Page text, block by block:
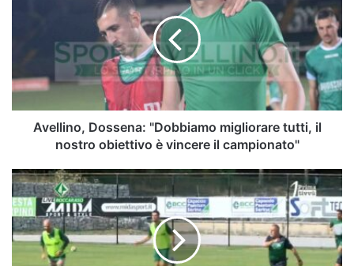
nostro
obiettivo
è
vincereAvellino, Dossena: "Dobbiamo migliorare tutti, il
nostro obiettivo è vincere il campionato"
Ritiro
Avellino,
Day
10:
Plescia